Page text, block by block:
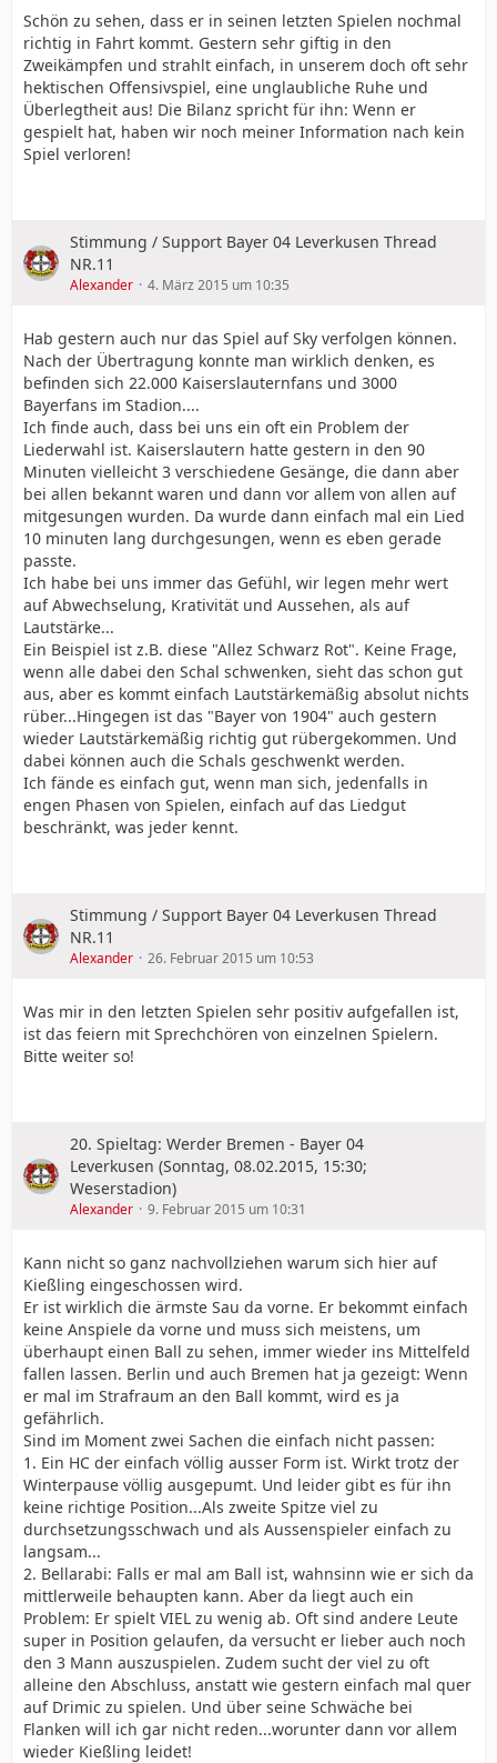
Schön zu sehen, dass er in seinen letzten Spielen nochmal
richtig in Fahrt kommt. Gestern sehr giftig in den
Zweikämpfen und strahlt einfach, in unserem doch oft sehr
hektischen Offensivspiel, eine unglaubliche Ruhe und
Überlegtheit aus! Die Bilanz spricht für ihn: Wenn er
gespielt hat, haben wir noch meiner Information nach kein
Spiel verloren!
Stimmung / Support Bayer 04 Leverkusen Thread
NR.11
Alexander 4. März 2015 um 10:35
Hab gestern auch nur das Spiel auf Sky verfolgen können.
Nach der Übertragung konnte man wirklich denken, es
befinden sich 22.000 Kaiserslauternfans und 3000
Bayerfans im Stadion....
Ich finde auch, dass bei uns ein oft ein Problem der
Liederwahl ist. Kaiserslautern hatte gestern in den 90
Minuten vielleicht 3 verschiedene Gesänge, die dann aber
bei allen bekannt waren und dann vor allem von allen auf
mitgesungen wurden. Da wurde dann einfach mal ein Lied
10 minuten lang durchgesungen, wenn es eben gerade
passte.
Ich habe bei uns immer das Gefühl, wir legen mehr wert
auf Abwechselung, Krativität und Aussehen, als auf
Lautstärke...
Ein Beispiel ist z.B. diese "Allez Schwarz Rot". Keine Frage,
wenn alle dabei den Schal schwenken, sieht das schon gut
aus, aber es kommt einfach Lautstärkemäßig absolut nichts
rüber...Hingegen ist das "Bayer von 1904" auch gestern
wieder Lautstärkemäßig richtig gut rübergekommen. Und
dabei können auch die Schals geschwenkt werden.
Ich fände es einfach gut, wenn man sich, jedenfalls in
engen Phasen von Spielen, einfach auf das Liedgut
beschränkt, was jeder kennt.
Stimmung / Support Bayer 04 Leverkusen Thread
NR.11
Alexander 26. Februar 2015 um 10:53
Was mir in den letzten Spielen sehr positiv aufgefallen ist,
ist das feiern mit Sprechchören von einzelnen Spielern.
Bitte weiter so!
20. Spieltag: Werder Bremen - Bayer 04
Leverkusen (Sonntag, 08.02.2015, 15:30;
Weserstadion)
Alexander 9. Februar 2015 um 10:31
Kann nicht so ganz nachvollziehen warum sich hier auf
Kießling eingeschossen wird.
Er ist wirklich die ärmste Sau da vorne. Er bekommt einfach
keine Anspiele da vorne und muss sich meistens, um
überhaupt einen Ball zu sehen, immer wieder ins Mittelfeld
fallen lassen. Berlin und auch Bremen hat ja gezeigt: Wenn
er mal im Strafraum an den Ball kommt, wird es ja
gefährlich.
Sind im Moment zwei Sachen die einfach nicht passen:
1. Ein HC der einfach völlig ausser Form ist. Wirkt trotz der
Winterpause völlig ausgepumt. Und leider gibt es für ihn
keine richtige Position...Als zweite Spitze viel zu
durchsetzungsschwach und als Aussenspieler einfach zu
langsam...
2. Bellarabi: Falls er mal am Ball ist, wahnsinn wie er sich da
mittlerweile behaupten kann. Aber da liegt auch ein
Problem: Er spielt VIEL zu wenig ab. Oft sind andere Leute
super in Position gelaufen, da versucht er lieber auch noch
den 3 Mann auszuspielen. Zudem sucht der viel zu oft
alleine den Abschluss, anstatt wie gestern einfach mal quer
auf Drimic zu spielen. Und über seine Schwäche bei
Flanken will ich gar nicht reden...worunter dann vor allem
wieder Kießling leidet!